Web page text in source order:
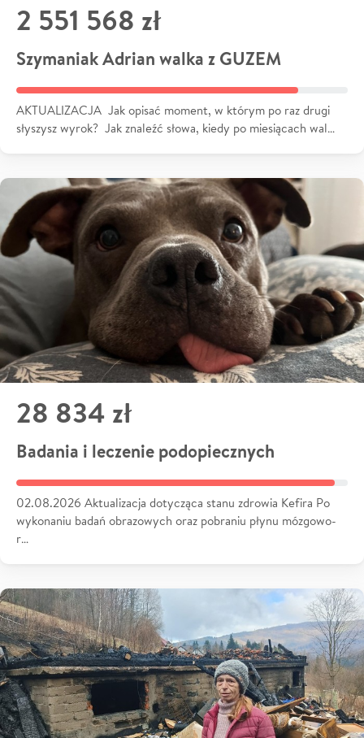
2 551 568 zł
Szymaniak Adrian walka z GUZEM
AKTUALIZACJA Jak opisać moment, w którym po raz drugi
słyszysz wyrok? Jak znaleźć słowa, kiedy po miesiącach wal…
28 834 zł
Badania i leczenie podopiecznych
02.08.2026 Aktualizacja dotycząca stanu zdrowia Kefira Po
wykonaniu badań obrazowych oraz pobraniu płynu mózgowo-
r…